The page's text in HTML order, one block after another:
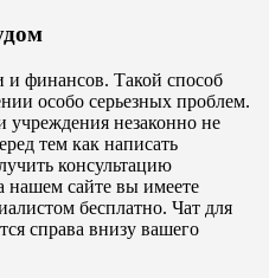
и финансов. Такой способ
особо серьезных проблем.
учреждения незаконно не
тем как написать
консультацию
нашем сайте вы имеете
бесплатно. Чат для
справа внизу вашего